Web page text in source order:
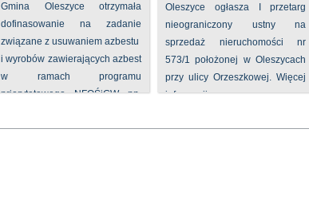
Gmina Oleszyce otrzymała
dofinasowanie na zadanie
związane z usuwaniem azbestu
i wyrobów zawierających azbest
w ramach programu
priorytetowego NFOŚiGW pn.
Oleszyce ogłasza I przetarg
nieograniczony ustny na
sprzedaż nieruchomości nr
573/1 położonej w Oleszycach
przy ulicy Orzeszkowej. Więcej
informacji ...